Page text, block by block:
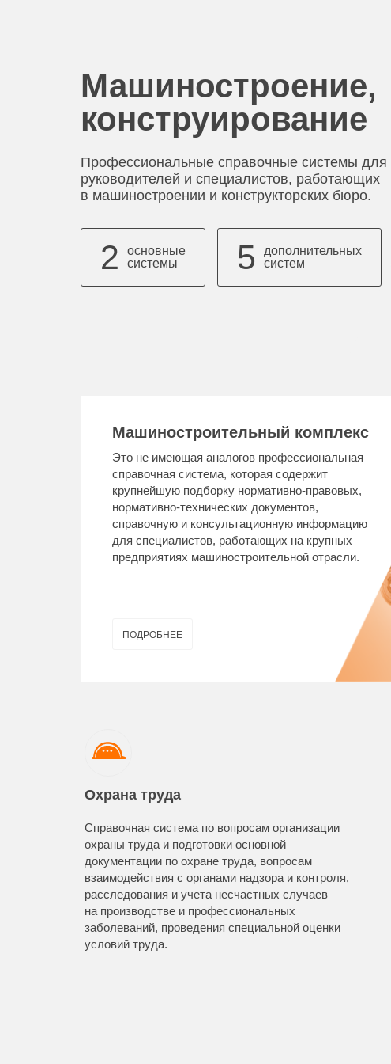
Машиностроение,
конструирование
Профессиональные справочные системы для
руководителей и специалистов, работающих
в машиностроении и конструкторских бюро.
2
основные
системы
5
дополнительных
систем
Машиностроительный комплекс
Это не имеющая аналогов профессиональная
справочная система, которая содержит
крупнейшую подборку нормативно-правовых,
нормативно-технических документов,
справочную и консультационную информацию
для специалистов, работающих на крупных
предприятиях машиностроительной отрасли.
ПОДРОБНЕЕ
Охрана труда
Справочная система по вопросам организации
охраны труда и подготовки основной
документации по охране труда, вопросам
взаимодействия с органами надзора и контроля,
расследования и учета несчастных случаев
на производстве и профессиональных
заболеваний, проведения специальной оценки
условий труда.